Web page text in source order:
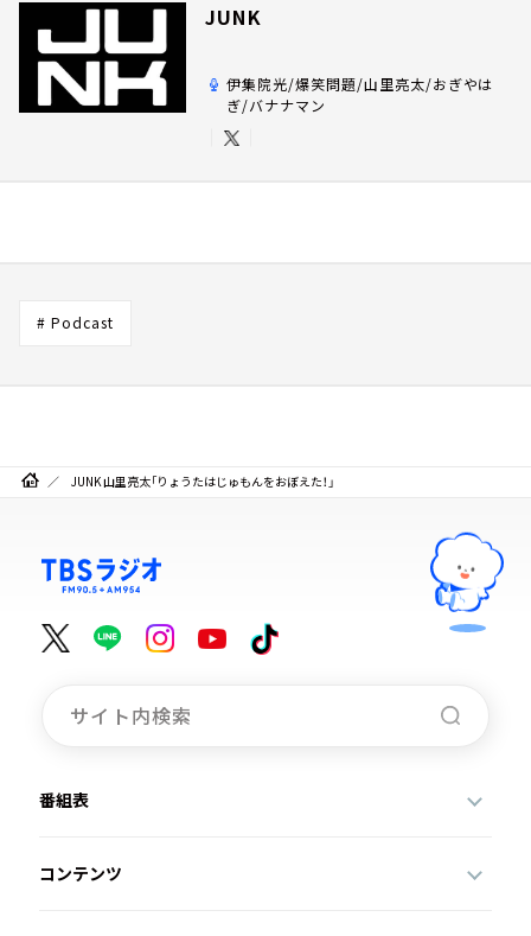
JUNK
伊集院光/爆笑問題/山里亮太/おぎやは
ぎ/バナナマン
# Podcast
JUNK 山里亮太「りょうたはじゅもんをおぼえた！」
番組表
コンテンツ